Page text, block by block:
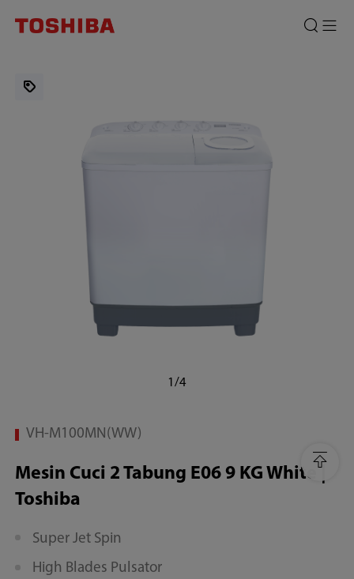
Mesin
Toshiba
1/4
VH-M100MN(WW)
Mesin Cuci 2 Tabung E06 9 KG White |
Toshiba
Super Jet Spin
High Blades Pulsator